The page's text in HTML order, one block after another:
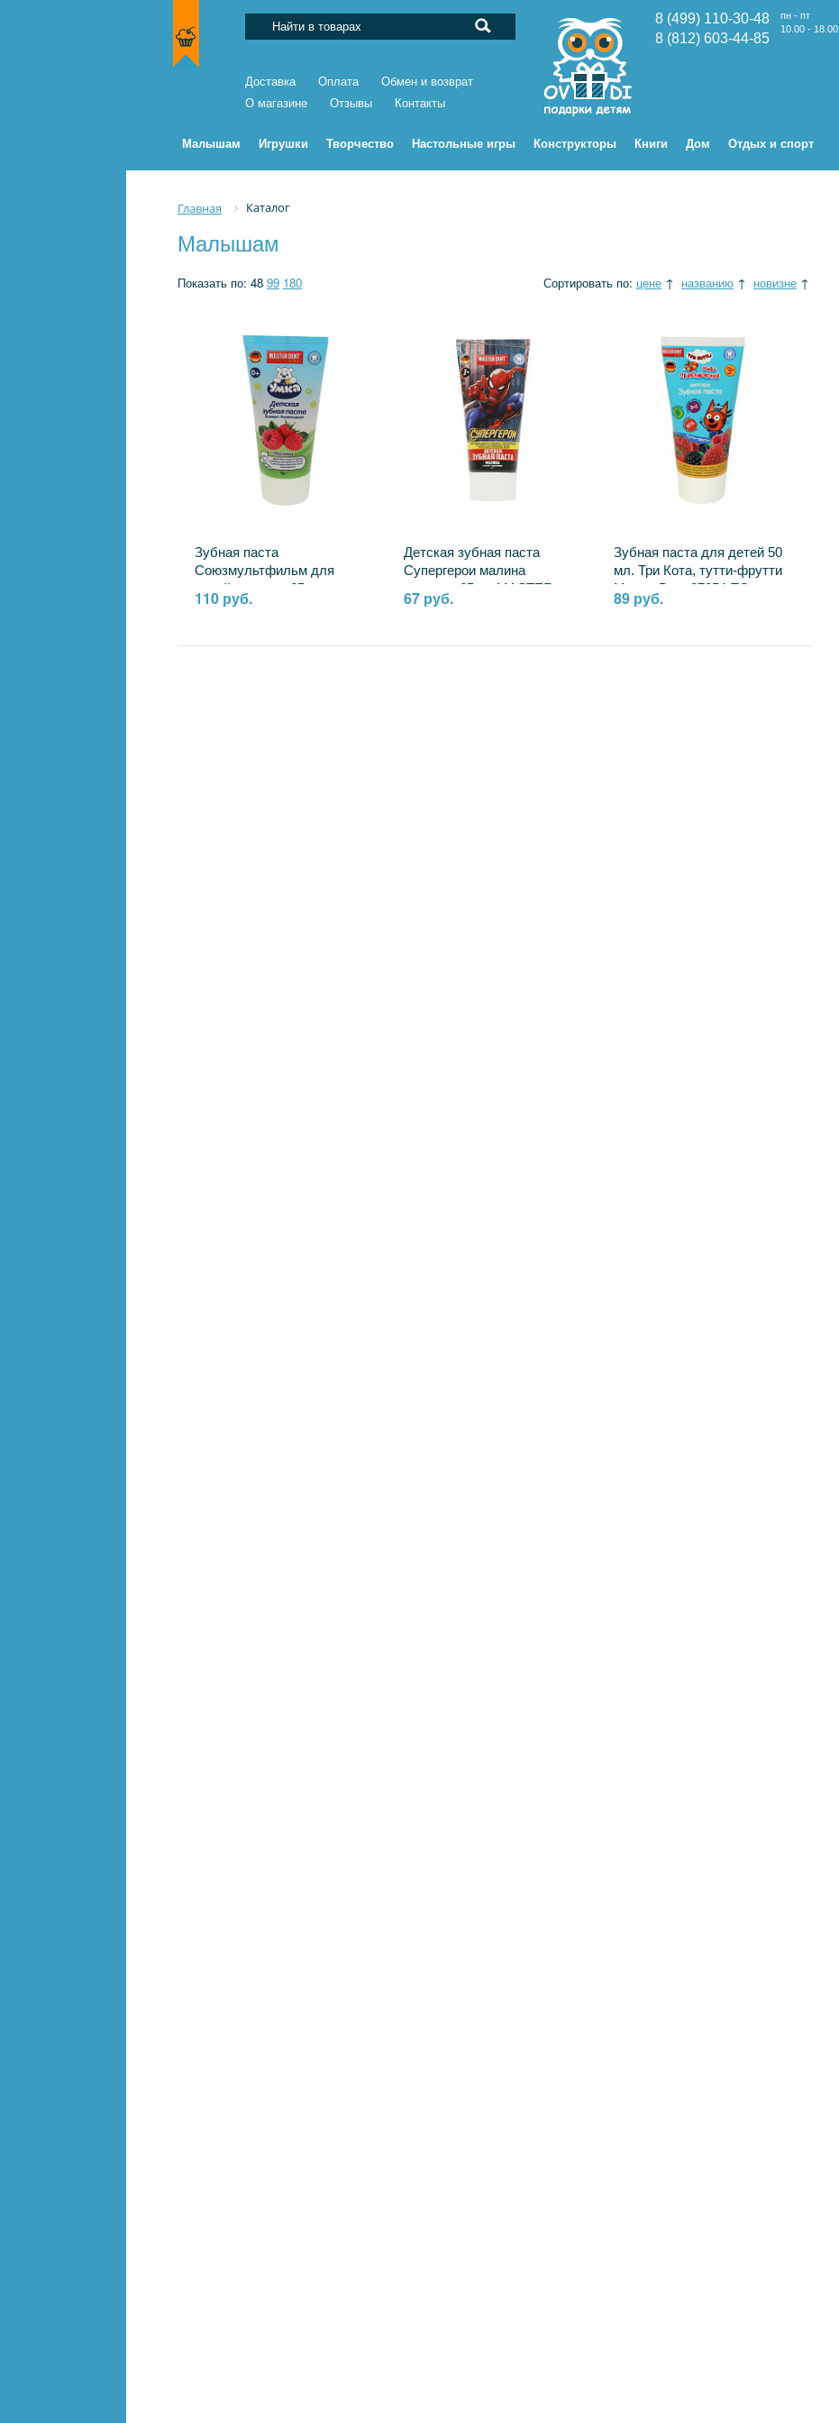
Доставка Оплата
Обмен и возврат
О магазине
Отзывы Контакты
8 (499) 110-30-48
пн - пт
10.00 - 18.00
8 (812) 603-44-85
Малышам Игрушки Творчество Настольные игры Конструкторы Книги Дом Отдых и спорт
Главная Каталог
Малышам
Показать по: 48 99 180 Сортировать по: цене ↑ названию ↑ новизне ↑
Зубная паста
Союзмультфильм для
детей гелевая, 65 г. малина
MASTER DENT 114569-UM
110 руб.
Детская зубная паста
Супергерои малина
гелевая, 65 гр. MASTER
DENT 109331-SPM
67 руб.
Зубная паста для детей 50
мл. Три Кота, тутти-фрутти
Master Dent 87054-TC
89 руб.